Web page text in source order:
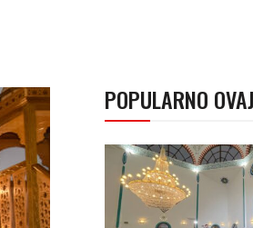
POPULARNO